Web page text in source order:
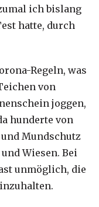
ich bislang
hatte, durch
Regeln, was
von
joggen,
hunderte von
Mundschutz
Wiesen. Bei
unmöglich, die